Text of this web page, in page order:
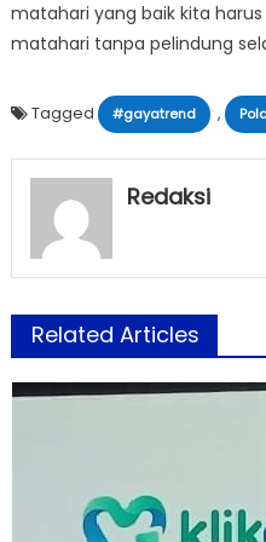
matahari yang baik kita
matahari tanpa pelindung
Tagged #gayatrend ,
Redaksi
Related Articles